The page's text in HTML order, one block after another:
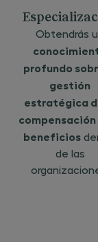
Obtendrás
profundo
gestión
estratégica
compensación
beneficios
de las